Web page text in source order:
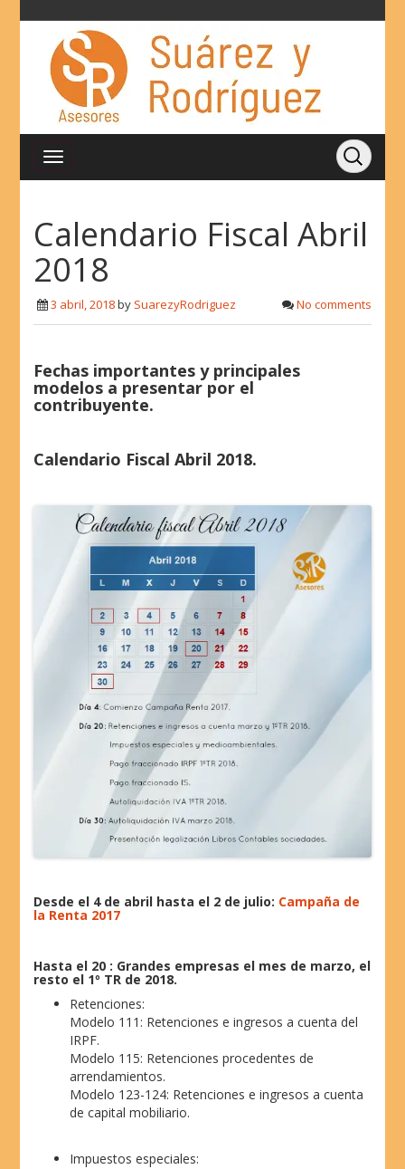
Calendario Fiscal Abril
2018
3 abril, 2018by SuarezyRodriguez No comments
Fechas importantes y principales
modelos a presentar por el
contribuyente.
Calendario Fiscal Abril 2018.
Desde el 4 de abril hasta el 2 de julio: Campaña de
la Renta 2017
Hasta el 20 : Grandes empresas el mes de marzo, el
resto el 1º TR de 2018.
Retenciones:
Modelo 111: Retenciones e ingresos a cuenta del
IRPF.
Modelo 115: Retenciones procedentes de
arrendamientos.
Modelo 123-124: Retenciones e ingresos a cuenta
de capital mobiliario.
Impuestos especiales: